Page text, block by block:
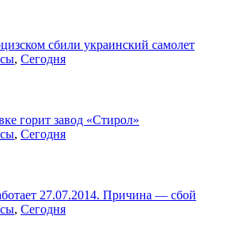
сбили украинский самолет
, Сегодня
горит завод «Стирол»
, Сегодня
27.07.2014. Причина — сбой
, Сегодня